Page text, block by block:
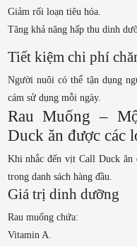
Giảm rối loạn tiêu hóa.
Tăng khả năng hấp thu dinh
Tiết kiệm chi phí
Người nuôi có thể tận dụng
cám sử dụng mỗi ngày.
Rau Muống –
Duck ăn được các
Khi nhắc đến vịt Call Duck ăn
trong danh sách hàng đầu.
Giá trị dinh dưỡng
Rau muống chứa:
Vitamin A.